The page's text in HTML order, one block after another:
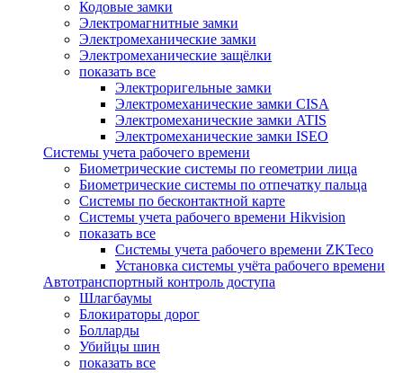
Кодовые замки
Электромагнитные замки
Электромеханические замки
Электромеханические защёлки
показать все
Электроригельные замки
Электромеханические замки CISA
Электромеханические замки ATIS
Электромеханические замки ISEO
Системы учета рабочего времени
Биометрические системы по геометрии лица
Биометрические системы по отпечатку пальца
Системы по бесконтактной карте
Системы учета рабочего времени Hikvision
показать все
Системы учета рабочего времени ZKTeco
Установка системы учёта рабочего времени
Автотранспортный контроль доступа
Шлагбаумы
Блокираторы дорог
Болларды
Убийцы шин
показать все